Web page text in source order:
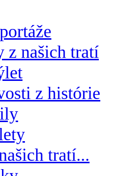
z našich tratí
z histórie
tratí...